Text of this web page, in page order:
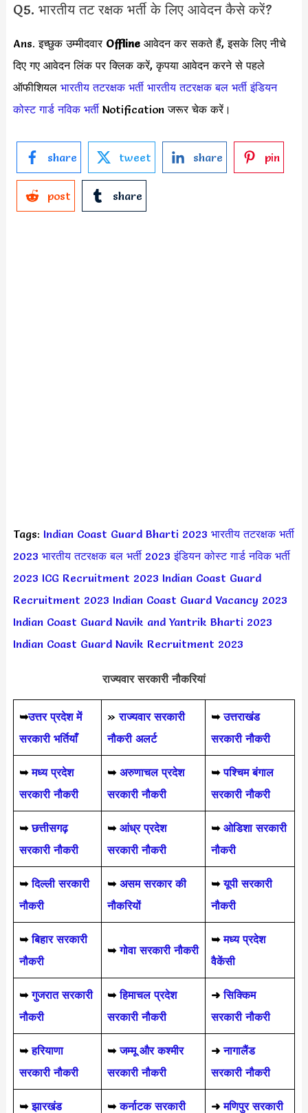
Q5. भारतीय तट रक्षक भर्ती के लिए आवेदन कैसे करें?
Ans. इच्छुक उम्मीदवार Offline आवेदन कर सकते हैं, इसके लिए नीचे
दिए गए आवेदन लिंक पर क्लिक करें, कृपया आवेदन करने से पहले
ऑफीशियल भारतीय तटरक्षक भर्ती भारतीय तटरक्षक बल भर्ती इंडियन
कोस्ट गार्ड नविक भर्तीNotification जरूर चेक करें।
share tweet share pin
post share
Tags: Indian Coast Guard Bharti 2023 भारतीय तटरक्षक भर्ती
2023 भारतीय तटरक्षक बल भर्ती 2023 इंडियन कोस्ट गार्ड नविक भर्ती
2023 ICG Recruitment 2023 Indian Coast Guard
Recruitment 2023 Indian Coast Guard Vacancy 2023
Indian Coast Guard Navik and Yantrik Bharti 2023
Indian Coast Guard Navik Recruitment 2023
राज्यवार सरकारी नौकरियां
➥उत्तर प्रदेश में
सरकारी भर्तियाँ
»राज्यवार सरकारी
नौकरी अलर्ट
➥ उत्तराखंड
सरकारी नौकरी
➥ मध्य प्रदेश
सरकारी नौकरी
➥ अरुणाचल प्रदेश
सरकारी नौकरी
➥ पश्चिम बंगाल
सरकारी नौकरी
➥ छत्तीसगढ़
सरकारी नौकरी
➥ आंध्र प्रदेश
सरकारी नौकरी
➥ ओडिशा सरकारी
नौकरी
➥ दिल्ली सरकारी
नौकरी
➥ असम सरकार की
नौकरियों
➥ यूपी सरकारी
नौकरी
➥बिहार सरकारी
नौकरी
➥गोवा सरकारी नौकरी
➥ मध्य प्रदेश
वैकेंसी
➥ गुजरात सरकारी
नौकरी
➥हिमाचल प्रदेश
सरकारी नौकरी
➜ सिक्किम
सरकारी नौकरी
➥हरियाणा
सरकारी नौकरी
➥जम्मू और कश्मीर
सरकारी नौकरी
➜ नागालैंड
सरकारी नौकरी
➥ झारखंड ➥ कर्नाटक सरकारी ➜ मणिपुर सरकारी